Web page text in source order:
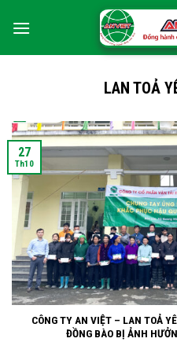
LAN TOẢ
CÔNG TY AN VIỆT – LAN TOẢ
ĐỒNG BÀO BỊ ẢNH
27
Th10